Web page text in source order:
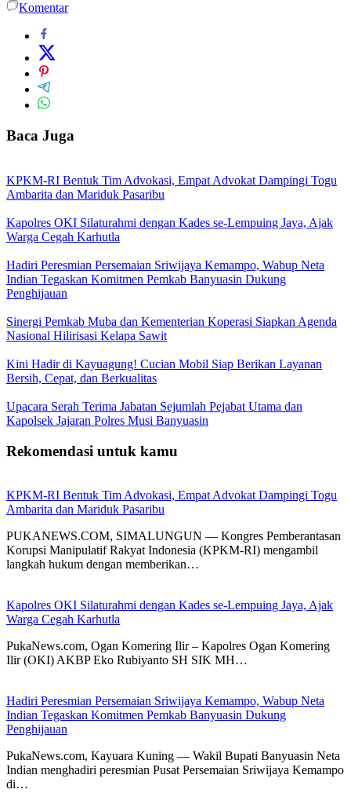
Komentar
Baca Juga
KPKM-RI Bentuk Tim Advokasi, Empat Advokat Dampingi Togu
Ambarita dan Mariduk Pasaribu
Kapolres OKI Silaturahmi dengan Kades se-Lempuing Jaya, Ajak
Warga Cegah Karhutla
Hadiri Peresmian Persemaian Sriwijaya Kemampo, Wabup Neta
Indian Tegaskan Komitmen Pemkab Banyuasin Dukung
Penghijauan
Sinergi Pemkab Muba dan Kementerian Koperasi Siapkan Agenda
Nasional Hilirisasi Kelapa Sawit
Kini Hadir di Kayuagung! Cucian Mobil Siap Berikan Layanan
Bersih, Cepat, dan Berkualitas
Upacara Serah Terima Jabatan Sejumlah Pejabat Utama dan
Kapolsek Jajaran Polres Musi Banyuasin
Rekomendasi untuk kamu
KPKM-RI Bentuk Tim Advokasi, Empat Advokat Dampingi Togu
Ambarita dan Mariduk Pasaribu
PUKANEWS.COM, SIMALUNGUN — Kongres Pemberantasan
Korupsi Manipulatif Rakyat Indonesia (KPKM-RI) mengambil
langkah hukum dengan memberikan…
Kapolres OKI Silaturahmi dengan Kades se-Lempuing Jaya, Ajak
Warga Cegah Karhutla
PukaNews.com, Ogan Komering Ilir – Kapolres Ogan Komering
Ilir (OKI) AKBP Eko Rubiyanto SH SIK MH…
Hadiri Peresmian Persemaian Sriwijaya Kemampo, Wabup Neta
Indian Tegaskan Komitmen Pemkab Banyuasin Dukung
Penghijauan
PukaNews.com, Kayuara Kuning — Wakil Bupati Banyuasin Neta
Indian menghadiri peresmian Pusat Persemaian Sriwijaya Kemampo
di…